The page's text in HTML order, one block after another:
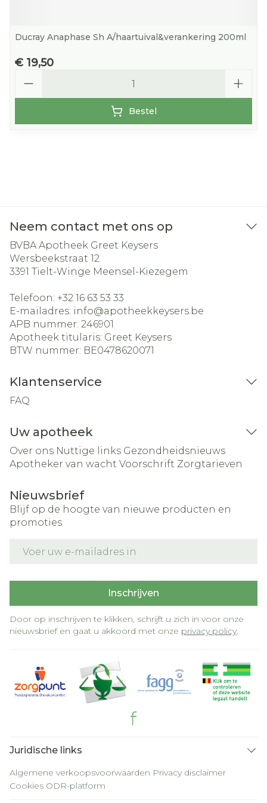
Ducray Anaphase Sh A/haartuival&verankering 200ml
€ 19,50
Bestel
Neem contact met ons op
BVBA Apotheek Greet Keysers
Wersbeekstraat 12
3391 Tielt-Winge Meensel-Kiezegem
Telefoon: +32 16 63 53 33
E-mailadres: info@apotheekkeysers.be
APB nummer: 246901
Apotheek titularis: Greet Keysers
BTW nummer: BE0478620071
Klantenservice
FAQ
Uw apotheek
Over ons Nuttige links Gezondheidsnieuws
Apotheker van wacht Voorschrift Zorgtarieven
Nieuwsbrief
Blijf op de hoogte van nieuwe producten en
promoties
Inschrijven
Door op inschrijven te klikken, schrijft u zich in voor onze
nieuwsbrief en gaat u akkoord met onze privacy policy.
Juridische links
Algemene verkoopsvoorwaarden Privacy disclaimer
Cookies ODR-platform